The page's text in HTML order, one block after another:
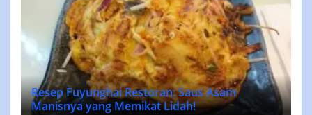
Resep Fuyunghai Restoran: Saus Asam
Manisnya yang Memikat Lidah!